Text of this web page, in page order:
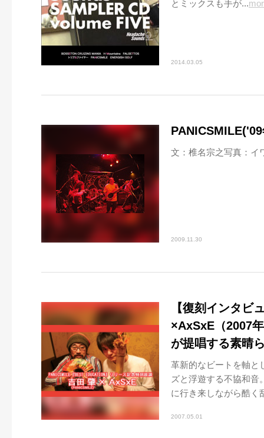
とミックスも手が...
2014.03.05
文：椎名宗之写真：イ
2009.11.30
【復刻インタビ
×AxSxE（2007
が提唱する素晴
革新的なビートを軸と
ズと浮遊する不協和音
に行き来しながら酷く
2007.05.01